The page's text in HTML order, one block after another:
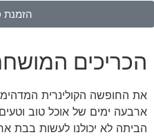
הזמנת
הכריכים
את החופשה הקולינרית
ארבעה ימים של אוכל טוב
הביתה לא יכולנו לעשות בבת